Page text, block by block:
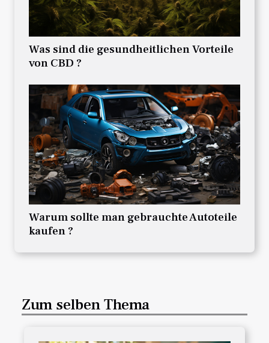
Was sind die gesundheitlichen Vorteile
von CBD ?
Warum sollte man gebrauchte Autoteile
kaufen ?
Zum selben Thema